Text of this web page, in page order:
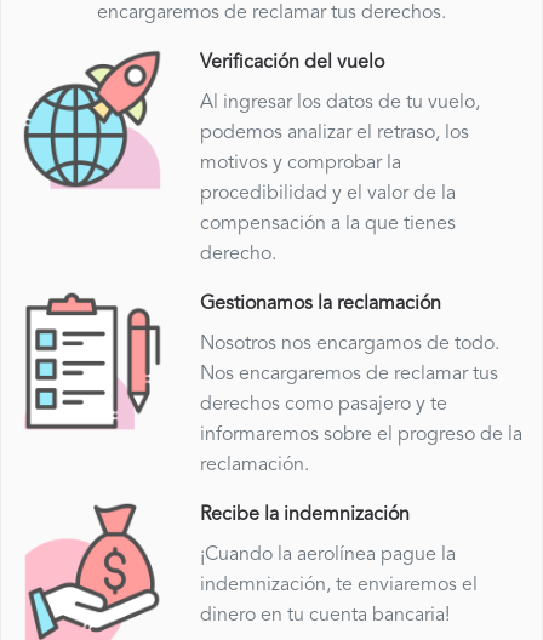
encargaremos de reclamar tus derechos.
Verificación del vuelo
Al ingresar los datos de tu vuelo,
podemos analizar el retraso, los
motivos y comprobar la
procedibilidad y el valor de la
compensación a la que tienes
derecho.
Gestionamos la reclamación
Nosotros nos encargamos de todo.
Nos encargaremos de reclamar tus
derechos como pasajero y te
informaremos sobre el progreso de la
reclamación.
Recibe la indemnización
¡Cuando la aerolínea pague la
indemnización, te enviaremos el
dinero en tu cuenta bancaria!